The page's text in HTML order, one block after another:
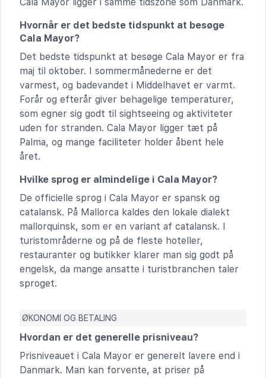
Cala Mayor ligger i samme tidszone som Danmark.
Hvornår er det bedste tidspunkt at besøge
Cala Mayor?
Det bedste tidspunkt at besøge Cala Mayor er fra
maj til oktober. I sommermånederne er det
varmest, og badevandet i Middelhavet er varmt.
Forår og efterår giver behagelige temperaturer,
som egner sig godt til sightseeing og aktiviteter
uden for stranden. Cala Mayor ligger tæt på
Palma, og mange faciliteter holder åbent hele
året.
Hvilke sprog er almindelige i Cala Mayor?
De officielle sprog i Cala Mayor er spansk og
catalansk. På Mallorca kaldes den lokale dialekt
mallorquinsk, som er en variant af catalansk. I
turistområderne og på de fleste hoteller,
restauranter og butikker klarer man sig godt på
engelsk, da mange ansatte i turistbranchen taler
sproget.
ØKONOMI OG BETALING
Hvordan er det generelle prisniveau?
Prisniveauet i Cala Mayor er generelt lavere end i
Danmark. Man kan forvente, at priser på